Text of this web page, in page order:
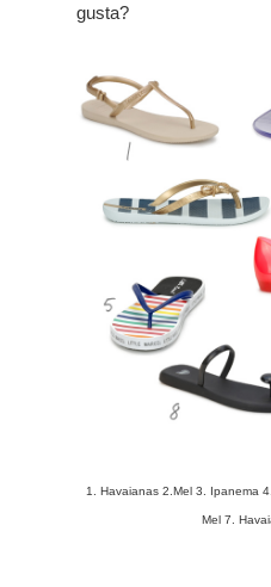
gusta?
1. Havaianas 2.Mel 3. Ipanema
Mel 7.